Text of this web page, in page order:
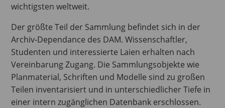
wichtigsten weltweit.
Der größte Teil der Sammlung befindet sich in der
Archiv-Dependance des DAM. Wissenschaftler,
Studenten und interessierte Laien erhalten nach
Vereinbarung Zugang. Die Sammlungsobjekte wie
Planmaterial, Schriften und Modelle sind zu großen
Teilen inventarisiert und in unterschiedlicher Tiefe in
einer intern zugänglichen Datenbank erschlossen.